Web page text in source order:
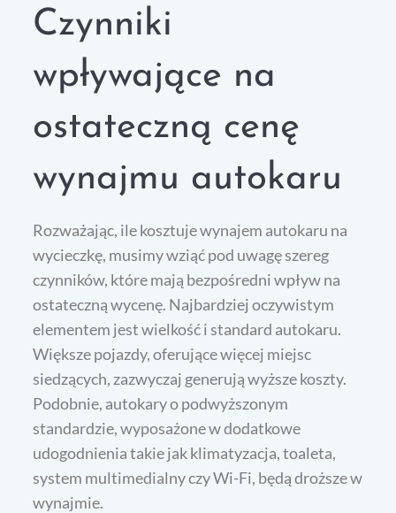
Czynniki
wpływające na
ostateczną cenę
wynajmu autokaru
Rozważając, ile kosztuje wynajem autokaru na
wycieczkę, musimy wziąć pod uwagę szereg
czynników, które mają bezpośredni wpływ na
ostateczną wycenę. Najbardziej oczywistym
elementem jest wielkość i standard autokaru.
Większe pojazdy, oferujące więcej miejsc
siedzących, zazwyczaj generują wyższe koszty.
Podobnie, autokary o podwyższonym
standardzie, wyposażone w dodatkowe
udogodnienia takie jak klimatyzacja, toaleta,
system multimedialny czy Wi-Fi, będą droższe w
wynajmie.